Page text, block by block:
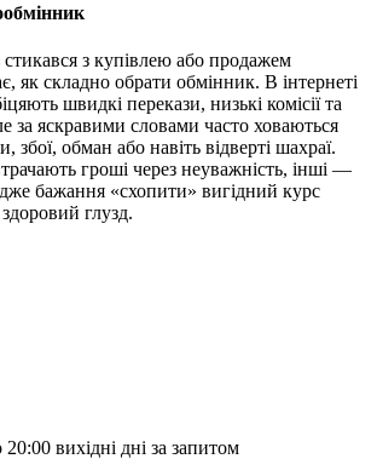
з купівлею або продажем
як складно обрати обмінник. В інтернеті
швидкі перекази, низькі комісії та
за яскравими словами часто ховаються
обман або навіть відверті шахраї.
гроші через неуважність, інші —
бажання «схопити» вигідний курс
глузд.
20:00 вихідні дні за запитом